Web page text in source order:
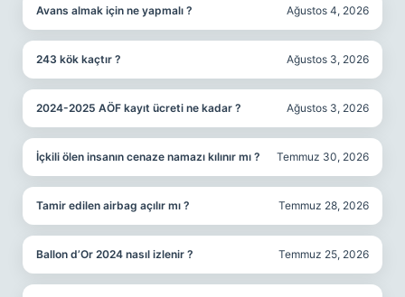
Avans almak için ne yapmalı ? Ağustos 4, 2026
243 kök kaçtır ? Ağustos 3, 2026
2024-2025 AÖF kayıt ücreti ne kadar ? Ağustos 3, 2026
İçkili ölen insanın cenaze namazı kılınır mı ? Temmuz 30, 2026
Tamir edilen airbag açılır mı ? Temmuz 28, 2026
Ballon d’Or 2024 nasıl izlenir ? Temmuz 25, 2026